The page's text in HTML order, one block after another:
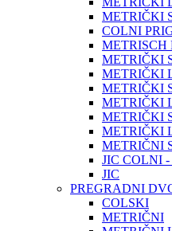
METRIČKI
COLNI
METRISCH
METRIČKI
METRIČKI
METRIČKI
METRIČKI
METRIČKI
METRIČKI
METRIČNI
JIC COLNI
JIC
PREGRADNI
COLSKI
METRIČNI